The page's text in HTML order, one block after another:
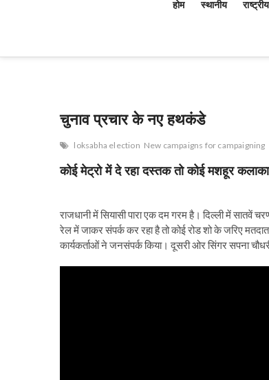
होम स्थानीय राष्ट्रीय
चुनाव प्रचार के नए हथकंडे
loksabha election New campaigns for campaigning
कोई मेट्रो में दे रहा दस्तक तो कोई मशहूर
राजधानी में सियासी पारा एक दम गरम है। दिल्ली में सातवें
रेल में जाकर संपर्क कर रहा है तो कोई रोड शो के जरिए
कार्यकर्ताओं ने जनसंपर्क किया। दूसरी ओर सिंगर सपना